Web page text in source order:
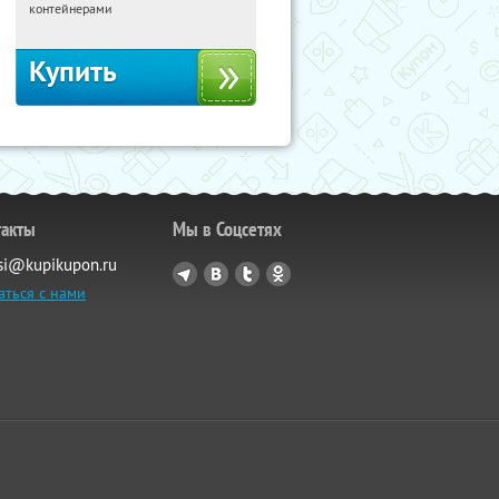
Россия
контейнерами
Купить
с нами
Мы в Соцсетях